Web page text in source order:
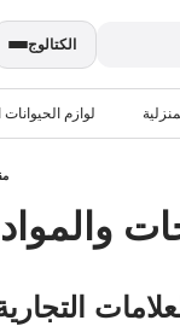
الكتالوج
لوازم الحيوانات